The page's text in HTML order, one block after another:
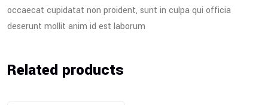
occaecat cupidatat non proident, sunt in culpa qui officia
deserunt mollit anim id est laborum
Related products